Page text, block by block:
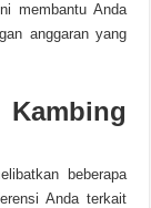
membantu Anda
anggaran yang
beberapa
Anda terkait